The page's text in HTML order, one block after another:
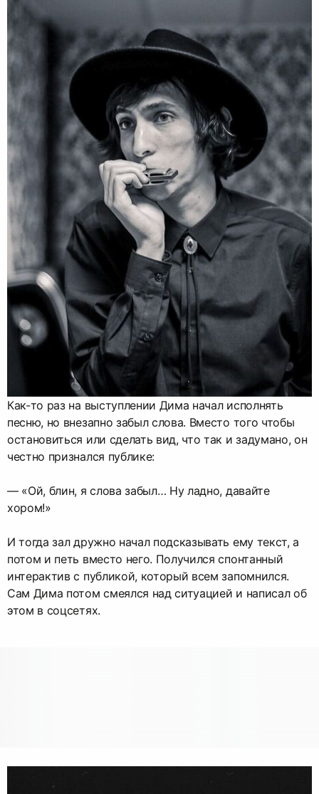
Как-то раз на выступлении Дима начал исполнять
песню, но внезапно забыл слова. Вместо того чтобы
остановиться или сделать вид, что так и задумано, он
честно признался публике:
— «Ой, блин, я слова забыл… Ну ладно, давайте
хором!»
И тогда зал дружно начал подсказывать ему текст, а
потом и петь вместо него. Получился спонтанный
интерактив с публикой, который всем запомнился.
Сам Дима потом смеялся над ситуацией и написал об
этом в соцсетях.